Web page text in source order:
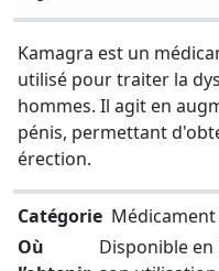
Kamagra est un
utilisé pour traiter la
hommes. Il agit en
pénis, permettant
érection.
Catégorie Médicament
Où
Disponible